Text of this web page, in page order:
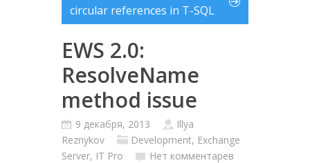
circular references in T-SQL
EWS 2.0:
ResolveName
method issue
9 декабря, 2013
Illya
Reznykov
Development, Exchange
Server, IT Pro
Нет комментарев